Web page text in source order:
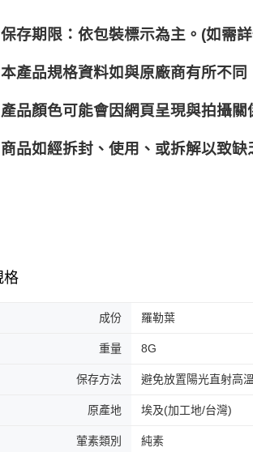
保存期限：依包裝標示為主。(如需
本產品規格資料如與原廠商有所不
產品顏色可能會因網頁呈現與拍攝
商品如經拆封、使用、或拆解以致
格
成份 羅勒葉
重量 8G
保存方法 避免放置陽光直射高
原產地 埃及(加工地/台灣)
葷素類別 純素